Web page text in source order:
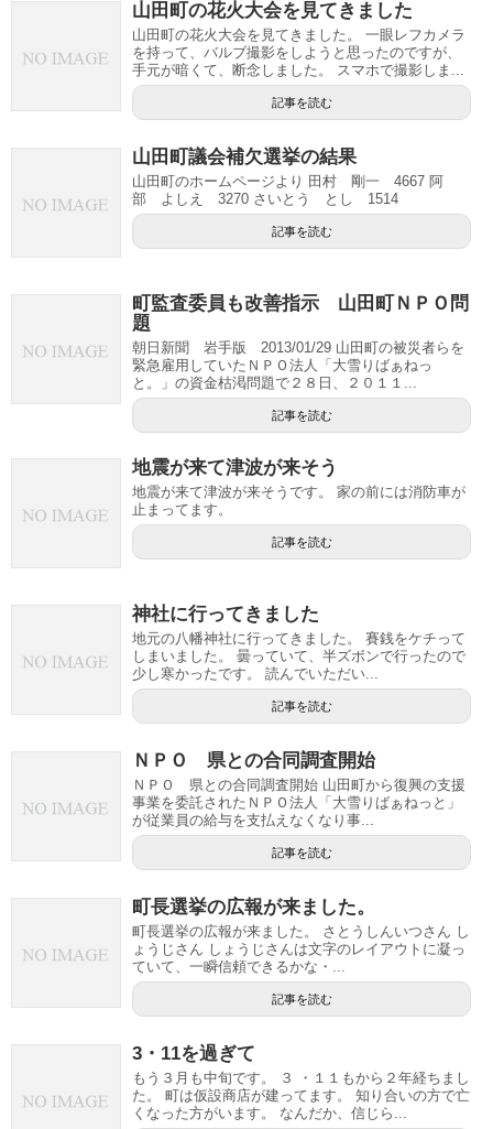
山田町の花火大会を見てきました
山田町の花火大会を見てきました。 一眼レフカメラ
を持って、バルブ撮影をしようと思ったのですが、
手元が暗くて、断念しました。 スマホで撮影しま...
記事を読む
山田町議会補欠選挙の結果
山田町のホームページより 田村 剛一 4667 阿
部 よしえ 3270 さいとう とし 1514
記事を読む
町監査委員も改善指示 山田町ＮＰＯ問
題
朝日新聞 岩手版 2013/01/29 山田町の被災者らを
緊急雇用していたＮＰＯ法人「大雪りばぁねっ
と。」の資金枯渇問題で２８日、２０１１...
記事を読む
地震が来て津波が来そう
地震が来て津波が来そうです。 家の前には消防車が
止まってます。
記事を読む
神社に行ってきました
地元の八幡神社に行ってきました。 賽銭をケチって
しまいました。 曇っていて、半ズボンで行ったので
少し寒かったです。 読んでいただい...
記事を読む
ＮＰＯ 県との合同調査開始
ＮＰＯ 県との合同調査開始 山田町から復興の支援
事業を委託されたＮＰＯ法人「大雪りばぁねっと」
が従業員の給与を支払えなくなり事...
記事を読む
町長選挙の広報が来ました。
町長選挙の広報が来ました。 さとうしんいつさん し
ょうじさん しょうじさんは文字のレイアウトに凝っ
ていて、一瞬信頼できるかな・...
記事を読む
3・11を過ぎて
もう３月も中旬です。 ３ ・１１もから２年経ちまし
た。 町は仮設商店が建ってます。 知り合いの方で亡
くなった方がいます。 なんだか、信じら...